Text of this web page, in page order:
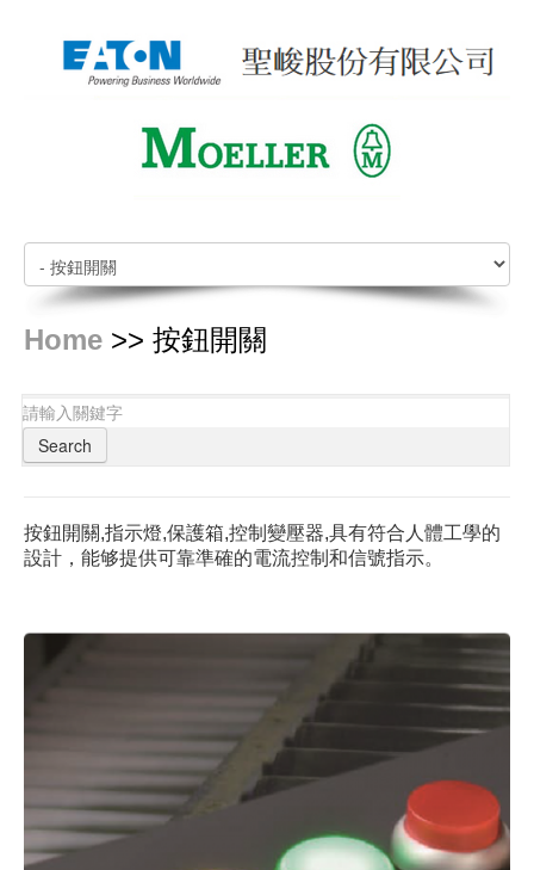
Home >> 按鈕開關
Search
按鈕開關,指示燈,保護箱,控制變壓器,具有符合人體工學的
設計，能够提供可靠準確的電流控制和信號指示。